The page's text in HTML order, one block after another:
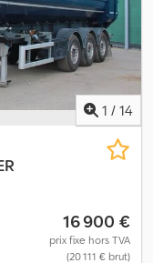
: 35 010 kg Poids
élévatrice :
: OV-21-VT 2 unités
de rails de fixation
1 / 14
16 900 €
prix fixe hors TVA
(20 111 € brut)